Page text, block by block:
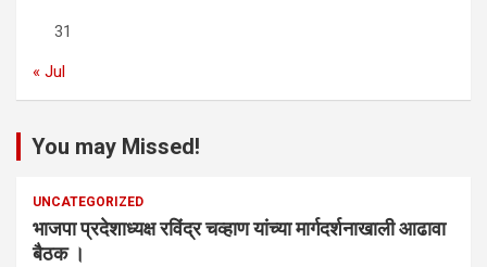
31
« Jul
You may Missed!
UNCATEGORIZED
भाजपा प्रदेशाध्यक्ष रविंद्र चव्हाण यांच्या मार्गदर्शनाखाली आढावा
बैठक ।